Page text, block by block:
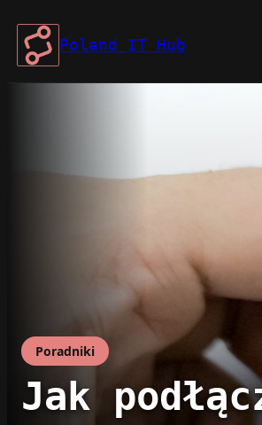
Przejdź
do
treści
Poland IT Hub
Poradniki
Jak